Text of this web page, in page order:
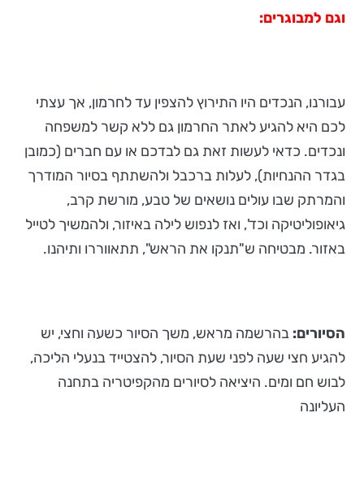
וגם למבוגרים:
עבורנו, הנכדים היו התירוץ להצפין עד לחרמון, אך עצתי
לכם היא להגיע לאתר החרמון גם ללא קשר למשפחה
ונכדים. כדאי לעשות זאת גם לבדכם או עם חברים (כמובן
בגדר ההנחיות), לעלות ברכבל ולהשתתף בסיור המודרך
והמרתק שבו עולים נושאים של טבע, מורשת קרב,
גיאופוליטיקה וכד', ואז לנפוש לילה באיזור, ולהמשיך לטייל
באזור. מבטיחה ש"תנקו את הראש", תתאווררו ותיהנו.
הסיורים: בהרשמה מראש, משך הסיור כשעה וחצי, יש
להגיע חצי שעה לפני שעת הסיור, להצטייד בנעלי הליכה,
לבוש חם ומים. היציאה לסיורים מהקפיטריה בתחנה
העליונה